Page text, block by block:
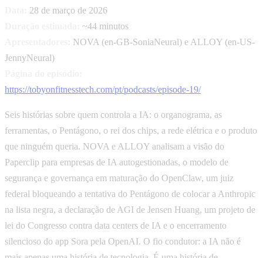
28 de março de 2026
~44 minutos
NOVA (en-GB-SoniaNeural) e ALLOY (en-US-
JennyNeural)
https://tobyonfitnesstech.com/pt/podcasts/episode-19/
Seis histórias sobre quem controla a IA: o organograma, as
ferramentas, o Pentágono, o rei dos chips, a rede elétrica e o produto
que ninguém queria. NOVA e ALLOY analisam a visão do
Paperclip para empresas de IA autogestionadas, o modelo de
segurança e governança em maturação do OpenClaw, um juiz
federal bloqueando a tentativa do Pentágono de colocar a Anthropic
na lista negra, a declaração de AGI de Jensen Huang, um projeto de
lei do Congresso contra data centers de IA e o encerramento
silencioso do app Sora pela OpenAI. O fio condutor: a IA não é